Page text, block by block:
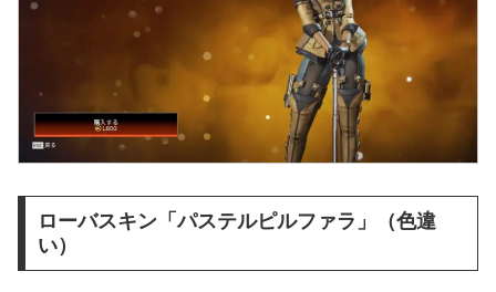
ローバスキン「パステルピルファラ」（色違
い）